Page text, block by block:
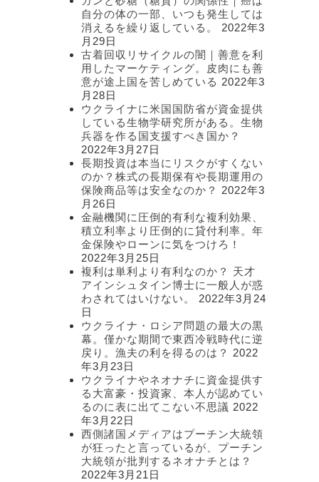
自分の体の一部、いつも発生しては
消えるを繰り返している。
2022年3
月29日
古着回収リサイクルの闇｜善意を利
用したマーケティング。皮肉にも善
意が途上国を苦しめている 2022年3
月28日
ウクライナに米国国防省が資金提供
している生物学研究所がある。生物
兵器を作る国支援すべき国か？
2022年3月27日
長期投資は本当にリスクがすくない
のか？株式の長期保有や長期運用の
保険商品等は安全なのか？ 2022年3
月26日
金融機関に圧倒的有利な複利効果、
積立利率より圧倒的に貸付利率。年
金保険やローンに気をつけろ！
2022年3月25日
複利は単利より有利なのか？ 天才
アインシュタイン博士に一般人が惑
わされてはいけない。
2022年3月24
日
ウクライナ・ロシア問題の最大の黒
幕。僅かな期間で東西冷戦時代に逆
戻り。漁夫の利を得るのは？ 2022
年3月23日
ウクライナやネオナチに資金提供す
る大富豪・投資家、本人が認めてい
るのに表に出てこない不思議 2022
年3月22日
西側諸国メディアはプーチン大統領
が狂ったと言っているが、プーチン
大統領が批判するネオナチとは？
2022年3月21日